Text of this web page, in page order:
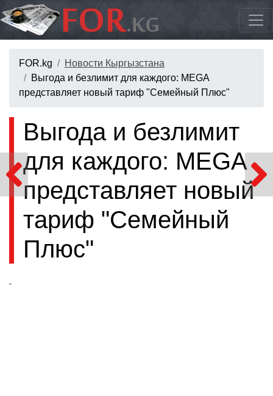
FOR.kg
Новости Кыргызстана
Выгода и безлимит для каждого: MEGA
представляет новый тариф "Семейный Плюс"
Выгода и безлимит
для каждого: MEGA
представляет новый
тариф "Семейный
Плюс"